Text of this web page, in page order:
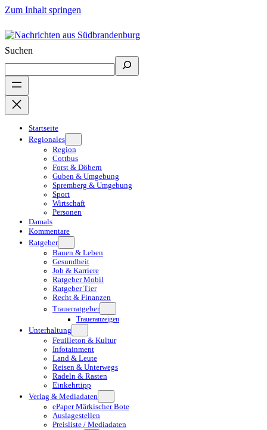
Zum Inhalt springen
Suchen
Startseite
Regionales
Region
Cottbus
Forst & Döbern
Guben & Umgebung
Spremberg & Umgebung
Sport
Wirtschaft
Personen
Damals
Kommentare
Ratgeber
Bauen & Leben
Gesundheit
Job & Karriere
Ratgeber Mobil
Ratgeber Tier
Recht & Finanzen
Trauerratgeber
Traueranzeigen
Unterhaltung
Feuilleton & Kultur
Infotainment
Land & Leute
Reisen & Unterwegs
Radeln & Rasten
Einkehrtipp
Verlag & Mediadaten
ePaper Märkischer Bote
Auslagestellen
Preisliste / Mediadaten